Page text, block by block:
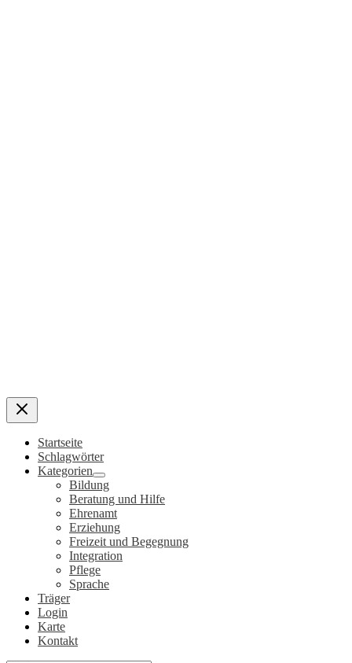
Startseite
Schlagwörter
Kategorien
Bildung
Beratung und Hilfe
Ehrenamt
Erziehung
Freizeit und Begegnung
Integration
Pflege
Sprache
Träger
Login
Karte
Kontakt